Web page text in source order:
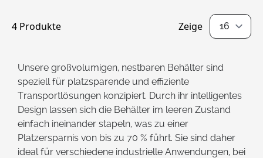
4 Produkte Zeige
Unsere großvolumigen, nestbaren Behälter sind
speziell für platzsparende und effiziente
Transportlösungen konzipiert. Durch ihr intelligentes
Design lassen sich die Behälter im leeren Zustand
einfach ineinander stapeln, was zu einer
Platzersparnis von bis zu 70 % führt. Sie sind daher
ideal für verschiedene industrielle Anwendungen, bei